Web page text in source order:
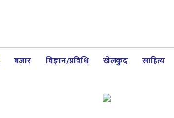
बजार विज्ञान/प्रविधि खेलकुद साहित्य